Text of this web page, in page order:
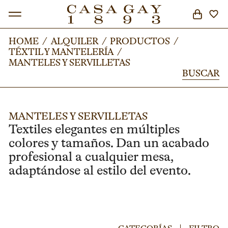
BUSCAR
HOME / ALQUILER / PRODUCTOS /
TÉXTIL Y MANTELERÍA /
MANTELES Y SERVILLETAS
BUSCAR
HOME / ALQUILER / PRODUCTOS /
TÉXTIL Y MANTELERÍA /
MANTELES Y SERVILLETAS
BUSCAR
MANTELES Y SERVILLETAS
Textiles elegantes en múltiples
colores y tamaños. Dan un acabado
profesional a cualquier mesa,
adaptándose al estilo del evento.